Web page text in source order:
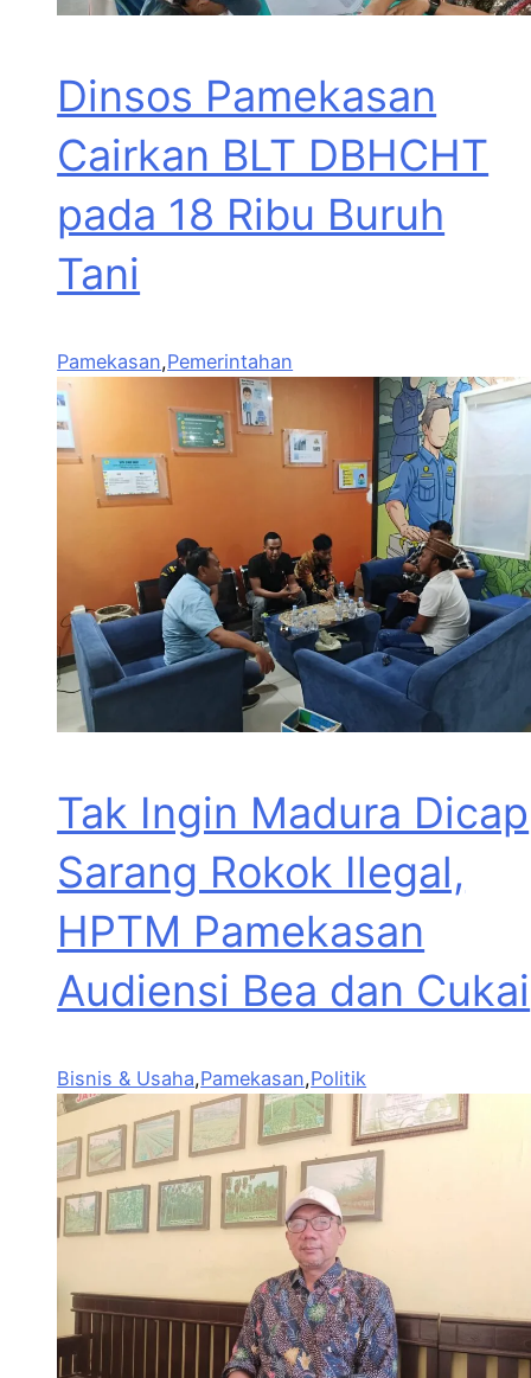
Dinsos Pamekasan
Cairkan BLT DBHCHT
pada 18 Ribu Buruh
Tani
Pamekasan,Pemerintahan
Tak Ingin Madura Dicap
Sarang Rokok Ilegal,
HPTM Pamekasan
Audiensi Bea dan Cukai
Bisnis & Usaha,Pamekasan,Politik